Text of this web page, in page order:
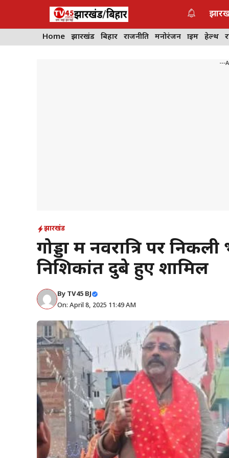
content
Home झारखंड बिहार राजनीति मनोरंजन क्राइम हेल्थ
---
झारखंड
गोड्डा में नवरात्रि पर
निशिकांत दुबे हुए शामिल
By TV45 BJ
On: April 8, 2025 11:49 AM